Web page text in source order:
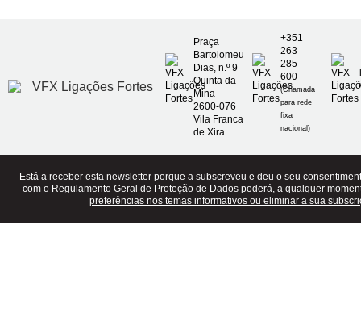
Praça
Bartolomeu
Dias, n.º 9
Quinta da
Mina
2600-076
Vila Franca
de Xira
+351
263
285
600
(Chamada
para rede
fixa
nacional)
Está a receber esta newsletter porque a subscreveu e deu o seu
com o Regulamento Geral de Proteção de Dados poderá, a qualquer
preferências nos temas informativos ou eliminar a sua